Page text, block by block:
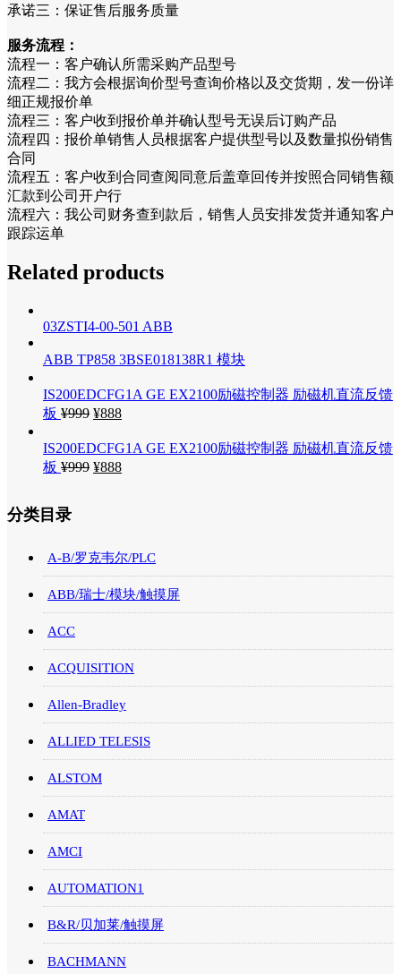
承诺三：保证售后服务质量
服务流程：
流程一：客户确认所需采购产品型号
流程二：我方会根据询价型号查询价格以及交货期，发一份详
细正规报价单
流程三：客户收到报价单并确认型号无误后订购产品
流程四：报价单销售人员根据客户提供型号以及数量拟份销售
合同
流程五：客户收到合同查阅同意后盖章回传并按照合同销售额
汇款到公司开户行
流程六：我公司财务查到款后，销售人员安排发货并通知客户
跟踪运单
Related products
03ZSTI4-00-501 ABB
ABB TP858 3BSE018138R1 模块
IS200EDCFG1A GE EX2100励磁控制器 励磁机直流反馈
板 ¥999 ¥888
IS200EDCFG1A GE EX2100励磁控制器 励磁机直流反馈
板 ¥999 ¥888
分类目录
A-B/罗克韦尔/PLC
ABB/瑞士/模块/触摸屏
ACC
ACQUISITION
Allen-Bradley
ALLIED TELESIS
ALSTOM
AMAT
AMCI
AUTOMATION1
B&R/贝加莱/触摸屏
BACHMANN